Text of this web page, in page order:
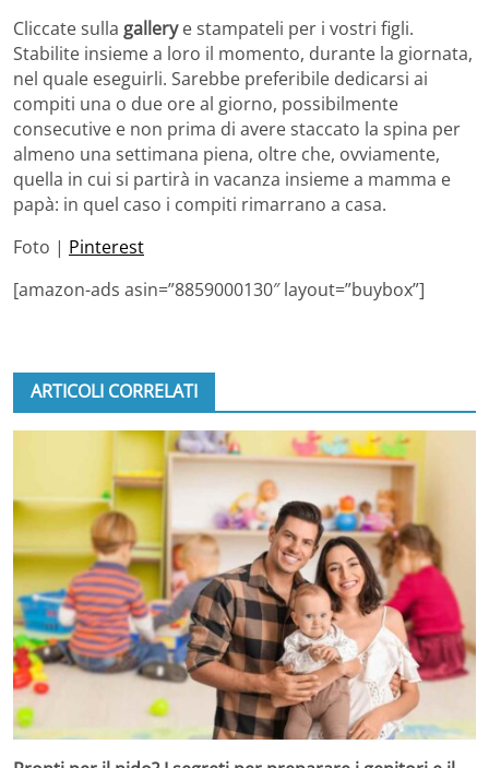
Cliccate sulla gallerye stampateli per i vostri figli.
Stabilite insieme a loro il momento, durante la giornata,
nel quale eseguirli. Sarebbe preferibile dedicarsi ai
compiti una o due ore al giorno, possibilmente
consecutive e non prima di avere staccato la spina per
almeno una settimana piena, oltre che, ovviamente,
quella in cui si partirà in vacanza insieme a mamma e
papà: in quel caso i compiti rimarrano a casa.
Foto | Pinterest
[amazon-ads asin=”8859000130″ layout=”buybox”]
ARTICOLI CORRELATI